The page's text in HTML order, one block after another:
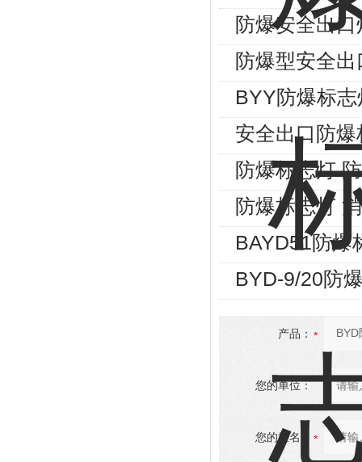
防爆安全出
防爆型安全
BYY防爆标
安全出口防爆
防爆标志灯
防爆标志灯
BAYD51防爆
BYD-9/20防
产品：
您的单位：
您的姓名：